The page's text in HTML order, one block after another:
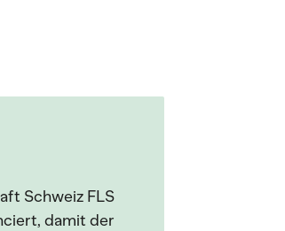
Schweiz FLS
damit der